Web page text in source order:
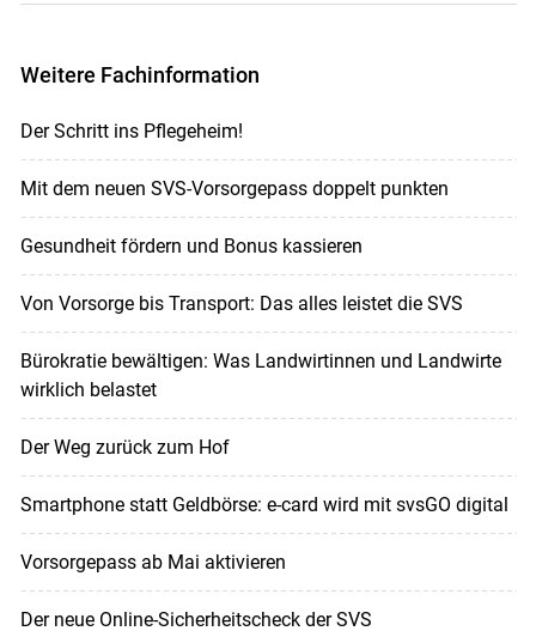
Weitere Fachinformation
Der Schritt ins Pflegeheim!
Mit dem neuen SVS-Vorsorgepass doppelt punkten
Gesundheit fördern und Bonus kassieren
Von Vorsorge bis Transport: Das alles leistet die SVS
Bürokratie bewältigen: Was Landwirtinnen und Landwirte
wirklich belastet
Der Weg zurück zum Hof
Smartphone statt Geldbörse: e-card wird mit svsGO digital
Vorsorgepass ab Mai aktivieren
Der neue Online-Sicherheitscheck der SVS